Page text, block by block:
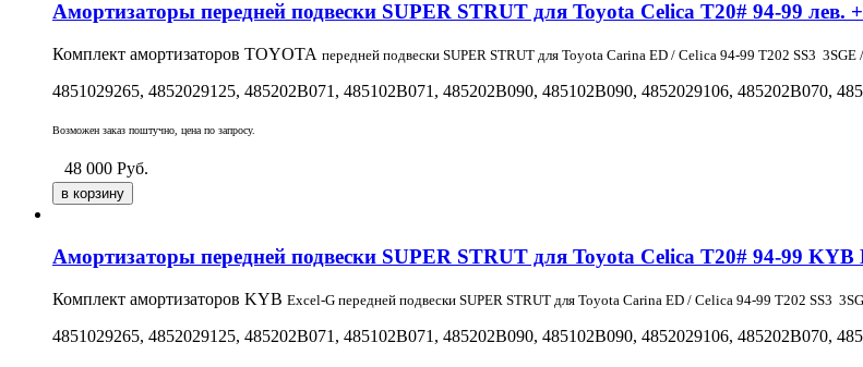
Амортизаторы передней подвески SUPER STRUT для Toyota Celica T20# 94-99 лев.
Комплект амортизаторов TOYOTA передней подвески SUPER STRUT для Toyota Carina ED / Celica 94-99 T202 SS3 3SGE
4851029265, 4852029125, 485202B071, 485102B071, 485202B090, 485102B090, 4852029106, 485202B070,
Возможен заказ поштучно, цена по запросу.
48 000 Руб.
Амортизаторы передней подвески SUPER STRUT для Toyota Celica T20# 94-99 KYB
Комплект амортизаторов KYB Excel-G передней подвески SUPER STRUT для Toyota Carina ED / Celica 94-99 T202 SS3
4851029265, 4852029125, 485202B071, 485102B071, 485202B090, 485102B090, 4852029106, 485202B070,